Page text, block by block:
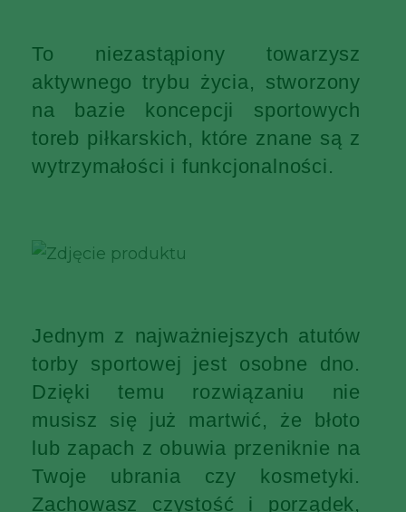
To niezastąpiony towarzysz
aktywnego trybu życia, stworzony
na bazie koncepcji sportowych
toreb piłkarskich, które znane są z
wytrzymałości i funkcjonalności.
Jednym z najważniejszych atutów
torby sportowej jest osobne dno.
Dzięki temu rozwiązaniu nie
musisz się już martwić, że błoto
lub zapach z obuwia przeniknie na
Twoje ubrania czy kosmetyki.
Zachowasz czystość i porządek,